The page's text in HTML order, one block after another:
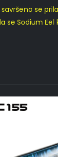
se
Sodium